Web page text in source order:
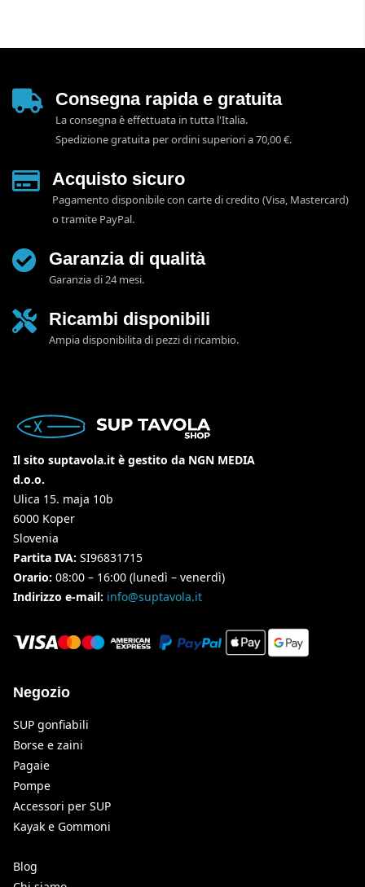
Consegna rapida e gratuita
La consegna è effettuata in tutta l'Italia.
Spedizione gratuita per ordini superiori a 70,00 €.
Acquisto sicuro
Pagamento disponibile con carte di credito (Visa, Mastercard)
o tramite PayPal.
Garanzia di qualità
Garanzia di 24 mesi.
Ricambi disponibili
Ampia disponibilita di pezzi di ricambio.
Il sito suptavola.it è gestito da NGN MEDIA
d.o.o.
Ulica 15. maja 10b
6000 Koper
Slovenia
Partita IVA: SI96831715
Orario: 08:00 – 16:00 (lunedì – venerdì)
Indirizzo e-mail: info@suptavola.it
Negozio
SUP gonfiabili
Borse e zaini
Pagaie
Pompe
Accessori per SUP
Kayak e Gommoni
Blog